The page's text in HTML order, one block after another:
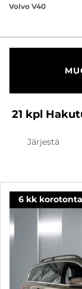
Volvo V40
21 kpl
Järjestä
6 kk